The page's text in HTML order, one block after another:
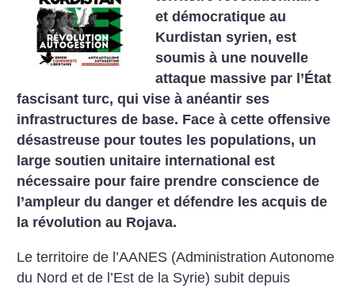
et démocratique au
Kurdistan syrien, est
soumis à une nouvelle
attaque massive par l’État
fascisant turc, qui vise à anéantir ses
infrastructures de base. Face à cette offensive
désastreuse pour toutes les populations, un
large soutien unitaire international est
nécessaire pour faire prendre conscience de
l’ampleur du danger et défendre les acquis de
la révolution au Rojava.
Le territoire de l’AANES (Administration Autonome
du Nord et de l’Est de la Syrie) subit depuis